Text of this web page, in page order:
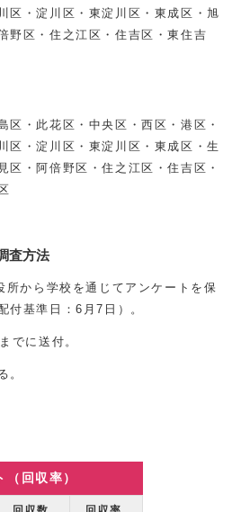
区・淀川区・東淀川区・東成区・旭
野区・住之江区・住吉区・東住吉
此花区・中央区・西区・港区・
区・淀川区・東淀川区・東成区・生
区・阿倍野区・住之江区・住吉区・
査方法
所から学校を通じてアンケートを保
付基準日：6月7日）。
でに送付。
。
回収率）